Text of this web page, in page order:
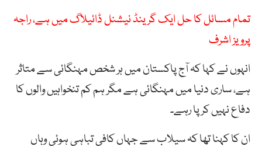
تمام مسائل کا حل ایک گرینڈ نیشنل ڈائیلاگ میں ہے، راجہ
پرویز اشرف
انہوں نے کہا کہ آج پاکستان میں ہر شخص مہنگائی سے متاثر
ہے، ساری دنیا میں مہنگائی ہے مگر ہم کم تنخواہیں والوں کا
دفاع نہیں کر پا رہے۔
ان کا کہنا تھا کہ سیلاب سے جہاں کافی تباہی ہوئی وہاں